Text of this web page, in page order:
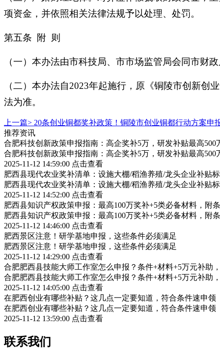
项资金，并依照相关法律法规予以处理、处罚。
第五条 附 则
（一）本办法由市科技局、市市场监管局会同市财
（二）本办法自2023年起施行，原《铜陵市创新
法为准。
上一篇> 20条创业铜都奖补政策！铜陵市创业铜都行动方案申
推荐资讯
合肥科技创新政策申报指南：高企奖补5万，研发补贴最高500
合肥科技创新政策申报指南：高企奖补5万，研发补贴最高500
2025-11-12 14:59:00 点击查看
肥西县现代农业奖补清单：设施大棚/稻渔养殖/龙头企业补贴
肥西县现代农业奖补清单：设施大棚/稻渔养殖/龙头企业补贴
2025-11-12 14:52:00 点击查看
肥西县知识产权政策申报：最高100万奖补+5类必备材料，附
肥西县知识产权政策申报：最高100万奖补+5类必备材料，附
2025-11-12 14:46:00 点击查看
肥西景区注意！研学基地申报，这些条件必须满足
肥西景区注意！研学基地申报，这些条件必须满足
2025-11-12 14:29:00 点击查看
合肥肥西县技能大师工作室怎么申报？条件+材料+5万元补助
合肥肥西县技能大师工作室怎么申报？条件+材料+5万元补助
2025-11-12 14:05:00 点击查看
在肥西创业有哪些补贴？这几点一定要知道，符合条件速申领
在肥西创业有哪些补贴？这几点一定要知道，符合条件速申领
2025-11-12 13:59:00 点击查看
联系我们